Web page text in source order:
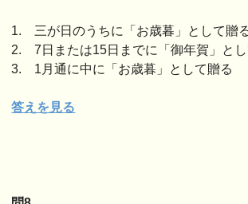
1. 三が日のうちに「お歳暮」として贈
2. 7日または15日までに「御年賀」とし
3. 1月通に中に「お歳暮」として贈る
答えを見る